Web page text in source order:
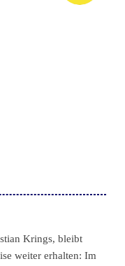
Krings, bleibt
weiter erhalten: Im